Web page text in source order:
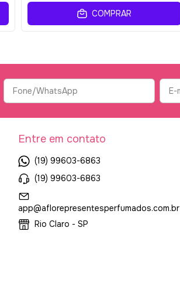
COMPRAR
Entre em contato
(19) 99603-6863
(19) 99603-6863
app@aflorepresentesperfumados.com.br
Rio Claro - SP